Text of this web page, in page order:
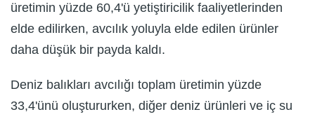
üretimin yüzde 60,4'ü yetiştiricilik faaliyetlerinden
elde edilirken, avcılık yoluyla elde edilen ürünler
daha düşük bir payda kaldı.
Deniz balıkları avcılığı toplam üretimin yüzde
33,4'ünü oluştururken, diğer deniz ürünleri ve iç su